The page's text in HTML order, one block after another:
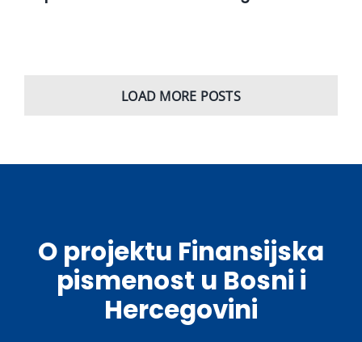
LOAD MORE POSTS
O projektu Finansijska
pismenost u Bosni i
Hercegovini